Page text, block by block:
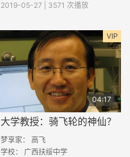
2019-05-27 | 3571 次播放
VIP
04:17
大学教授：骑飞轮的神仙？
梦享家： 高飞
学校： 广西扶绥中学